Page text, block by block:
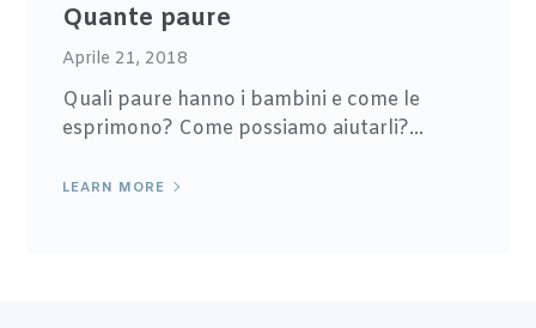
Quante paure
Aprile 21, 2018
Quali paure hanno i bambini e come le
esprimono? Come possiamo aiutarli?...
LEARN MORE